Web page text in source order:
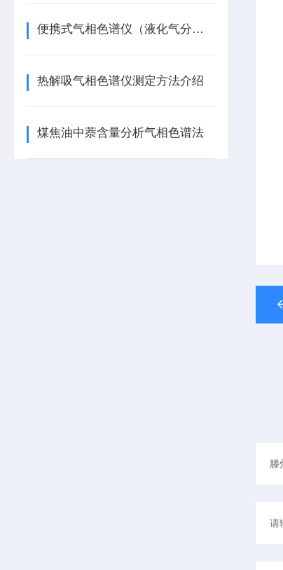
便携式气相色谱仪（液化气分析）特点
热解吸气相色谱仪测定方法介绍
煤焦油中萘含量分析气相色谱法